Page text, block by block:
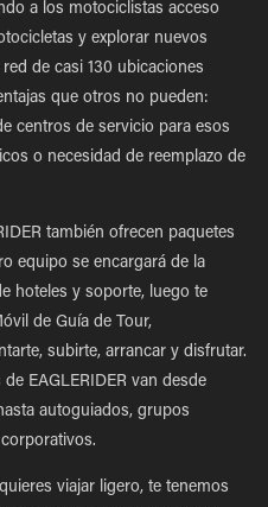
a los motociclistas acceso
y explorar nuevos
de casi 130 ubicaciones
que otros no pueden:
centros de servicio para esos
o necesidad de reemplazo de
también ofrecen paquetes
equipo se encargará de la
hoteles y soporte, luego te
de Guía de Tour,
subirte, arrancar y disfrutar.
EAGLERIDER van desde
autoguiados, grupos
viajar ligero, te tenemos